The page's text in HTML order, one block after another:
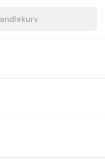
Kameralinseglass til